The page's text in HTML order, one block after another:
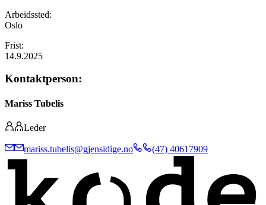
Arbeidssted:
Oslo
Frist:
14.9.2025
Kontaktperson:
Mariss Tubelis
Leder
mariss.tubelis@gjensidige.no (47) 40617909